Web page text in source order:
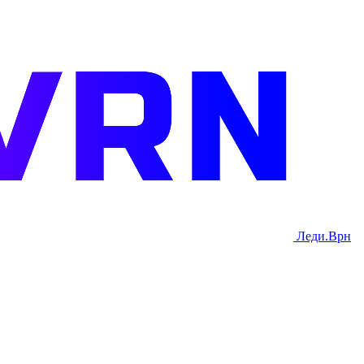
Леди.Врн